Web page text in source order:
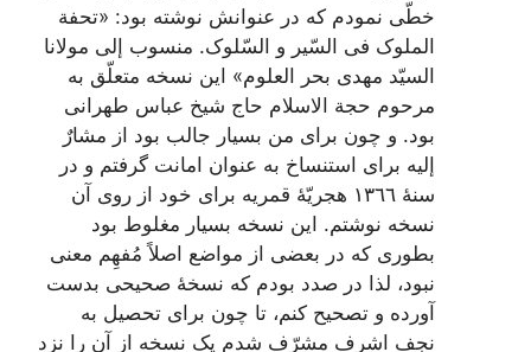
خطّى نمودم که در عنوانش نوشته بود: «تحفة
الملوک فی السّیر و السّلوک. منسوب إلى مولانا
السیّد مهدى بحر العلوم» این نسخه متعلّق به
مرحوم حجة الاسلام حاج شیخ عباس طهرانى
بود. و چون براى من بسیار جالب بود از مشارٌ
إلیه براى استنساخ به عنوان امانت گرفتم و در
سنۀ ١٣٦٦ هجریّۀ قمریه براى خود از روى آن
نسخه نوشتم. این نسخه بسیار مغلوط بود
بطورى که در بعضى از مواضع اصلاً مُفهِم معنى
نبود، لذا در صدد بودم که نسخۀ صحیحى بدست
آورده و تصحیح کنم، تا چون براى تحصیل به
نجف اشرف مشرّف شدم یک نسخه از آن را نزد